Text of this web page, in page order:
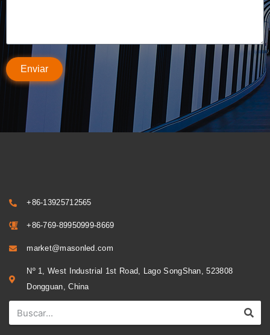
Enviar
+86-13925712565
+86-769-89950999-8669
market@masonled.com
Nº 1, West Industrial 1st Road, Lago SongShan, 523808
Dongguan, China